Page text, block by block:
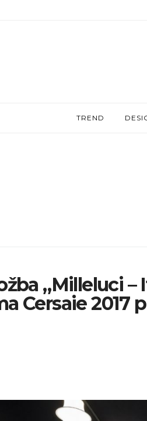
TREND
„Milleluci
Cersaie 2017